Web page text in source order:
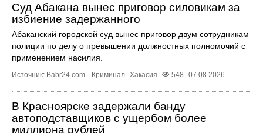
Суд Абакана вынес приговор силовикам за
избиение задержанного
Абаканский городской суд вынес приговор двум сотрудникам
полиции по делу о превышении должностных полномочий с
применением насилия.
Источник: Babr24.com. Криминал Хакасия 548 07.08.2026
В Красноярске задержали банду
автоподставщиков с ущербом более
миллиона рублей